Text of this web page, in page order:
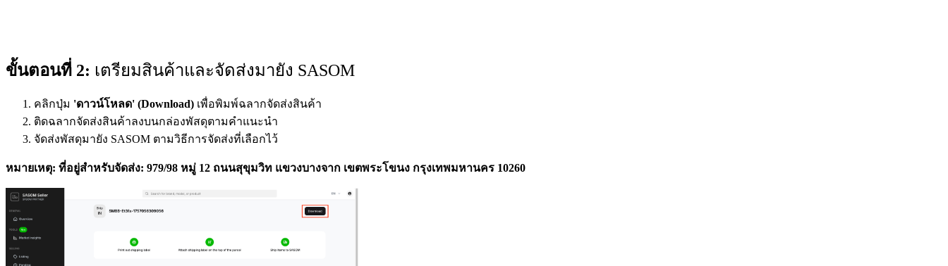
ขั้นตอนที่ 2: เตรียมสินค้าและจัดส่งมายัง SASOM
คลิกปุ่ม 'ดาวน์โหลด' (Download) เพื่อพิมพ์ฉลากจัดส่งสินค้า
ติดฉลากจัดส่งสินค้าลงบนกล่องพัสดุตามคำแนะนำ
จัดส่งพัสดุมายัง SASOM ตามวิธีการจัดส่งที่เลือกไว้
หมายเหตุ: ที่อยู่สำหรับจัดส่ง: 979/98 หมู่ 12 ถนนสุขุมวิท แขวงบางจาก เขตพระโขนง กรุงเทพมหานคร 10260